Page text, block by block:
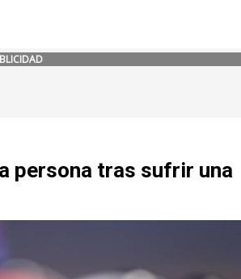
persona tras sufrir una